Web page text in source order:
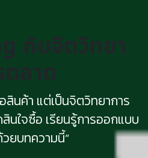
กับจิตวิทยา
ตลาด
สินค้า แต่เป็นจิตวิทยาการ
ใจซื้อ เรียนรู้การออกแบบ
ยบทความนี้”